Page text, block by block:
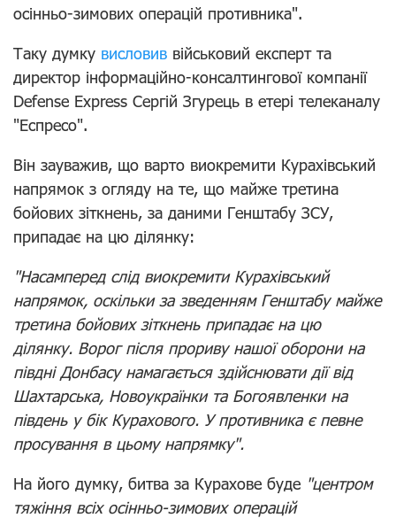
осінньо-зимових операцій противника".
Таку думку висловив військовий експерт та
директор інформаційно-консалтингової компанії
Defense Express Сергій Згурець в етері телеканалу
"Еспресо".
Він зауважив, що варто виокремити Курахівський
напрямок з огляду на те, що майже третина
бойових зіткнень, за даними Генштабу ЗСУ,
припадає на цю ділянку:
"Насамперед слід виокремити Курахівський
напрямок, оскільки за зведенням Генштабу майже
третина бойових зіткнень припадає на цю
ділянку. Ворог після прориву нашої оборони на
півдні Донбасу намагається здійснювати дії від
Шахтарська, Новоукраїнки та Богоявленки на
південь у бік Курахового. У противника є певне
просування в цьому напрямку".
На його думку, битва за Курахове буде "центром
тяжіння всіх осінньо-зимових операцій